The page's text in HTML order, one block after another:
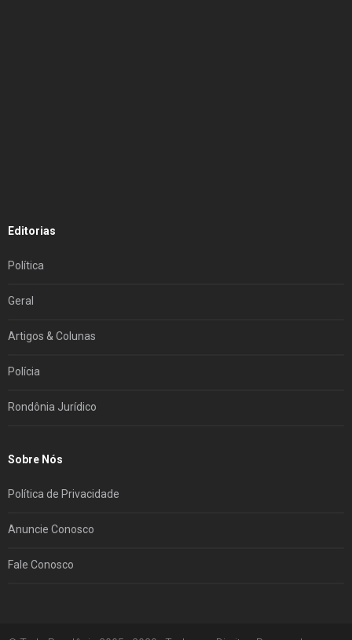
Editorias
Política
Geral
Artigos & Colunas
Polícia
Rondônia Jurídico
Sobre Nós
Política de Privacidade
Anuncie Conosco
Fale Conosco